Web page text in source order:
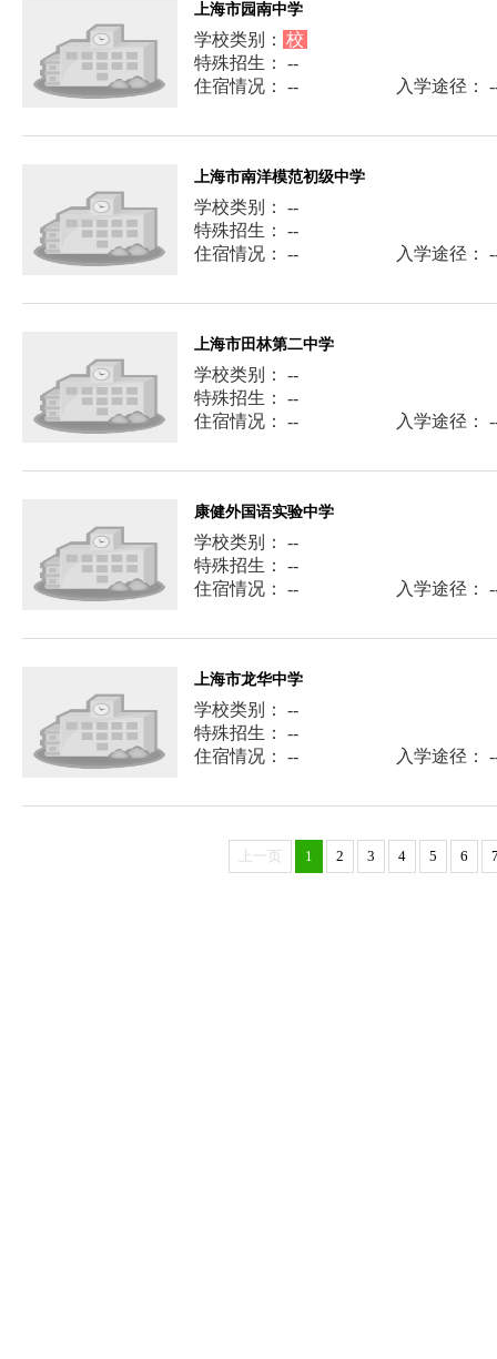
上海市园南中学
学校类别： 校
特殊招生： --
住宿情况： --
入学途径：
上海市南洋模范初级中学
学校类别： --
特殊招生： --
住宿情况： --
入学途径：
上海市田林第二中学
学校类别： --
特殊招生： --
住宿情况： --
入学途径：
康健外国语实验中学
学校类别： --
特殊招生： --
住宿情况： --
入学途径：
上海市龙华中学
学校类别： --
特殊招生： --
住宿情况： --
入学途径：
上一页 1 2 3 4 5 6